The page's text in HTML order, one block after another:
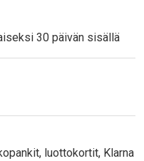
30 päivän sisällä
luottokortit, Klarna